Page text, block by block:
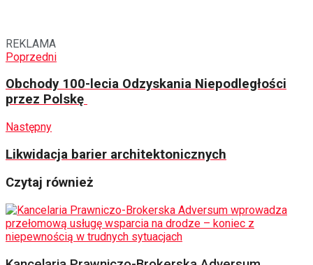
REKLAMA
Poprzedni
Obchody 100-lecia Odzyskania Niepodległości
przez Polskę
Następny
Likwidacja barier architektonicznych
Czytaj również